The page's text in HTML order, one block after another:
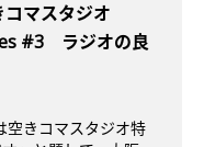
マスタジオ
#3 ラジオの良
空きコマスタジオ特